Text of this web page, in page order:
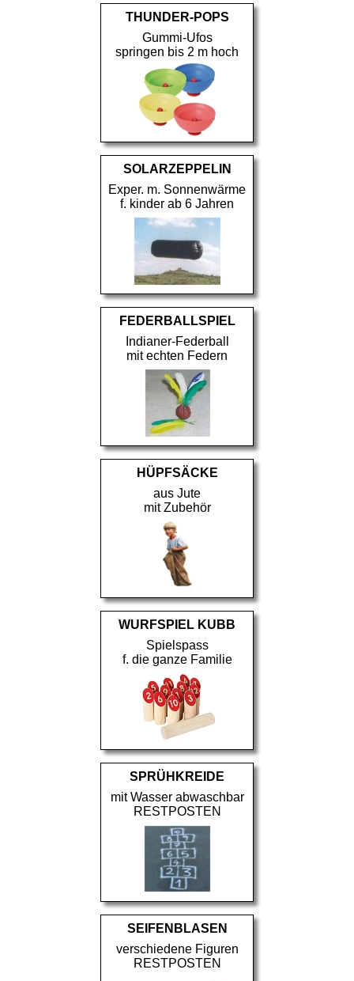
THUNDER-POPS
Gummi-Ufos
springen bis 2 m hoch
SOLARZEPPELIN
Exper. m. Sonnenwärme
f. kinder ab 6 Jahren
FEDERBALLSPIEL
Indianer-Federball
mit echten Federn
HÜPFSÄCKE
aus Jute
mit Zubehör
WURFSPIEL KUBB
Spielspass
f. die ganze Familie
SPRÜHKREIDE
mit Wasser abwaschbar
RESTPOSTEN
SEIFENBLASEN
verschiedene Figuren
RESTPOSTEN